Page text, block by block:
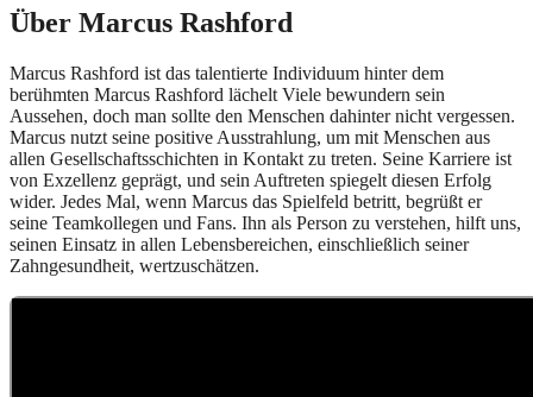
Über Marcus Rashford
Marcus Rashford ist das talentierte Individuum hinter dem
berühmten Marcus Rashford lächelt Viele bewundern sein
Aussehen, doch man sollte den Menschen dahinter nicht vergessen.
Marcus nutzt seine positive Ausstrahlung, um mit Menschen aus
allen Gesellschaftsschichten in Kontakt zu treten. Seine Karriere ist
von Exzellenz geprägt, und sein Auftreten spiegelt diesen Erfolg
wider. Jedes Mal, wenn Marcus das Spielfeld betritt, begrüßt er
seine Teamkollegen und Fans. Ihn als Person zu verstehen, hilft uns,
seinen Einsatz in allen Lebensbereichen, einschließlich seiner
Zahngesundheit, wertzuschätzen.